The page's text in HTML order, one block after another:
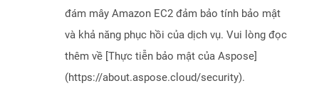
đám mây Amazon EC2 đảm bảo tính bảo mật
và khả năng phục hồi của dịch vụ. Vui lòng đọc
thêm về [Thực tiễn bảo mật của Aspose]
(https://about.aspose.cloud/security).